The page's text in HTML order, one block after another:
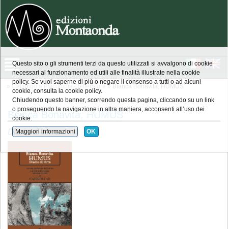
» Catalogo » Psicotopia - letteratura » Bianca Bonavita, HUMUS
Bianca Bonavita, HUMUS
Diario di terra
Questo sito o gli strumenti terzi da questo utilizzati si avvalgono di cookie
necessari al funzionamento ed utili alle finalità illustrate nella cookie
policy. Se vuoi saperne di più o negare il consenso a tutti o ad alcuni
cookie, consulta la cookie policy.
Chiudendo questo banner, scorrendo questa pagina, cliccando su un link
o proseguendo la navigazione in altra maniera, acconsenti all’uso dei
cookie.
Maggiori informazioni OK